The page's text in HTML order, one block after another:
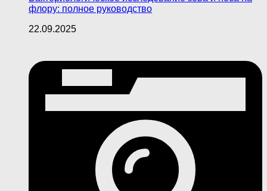
флору: полное руководство
22.09.2025